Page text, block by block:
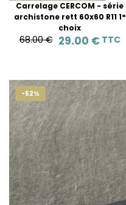
Carrelage CERCOM - série
archistone rett 60x60 R11 1°
choix
68.00 € 29.00 € TTC
-52%